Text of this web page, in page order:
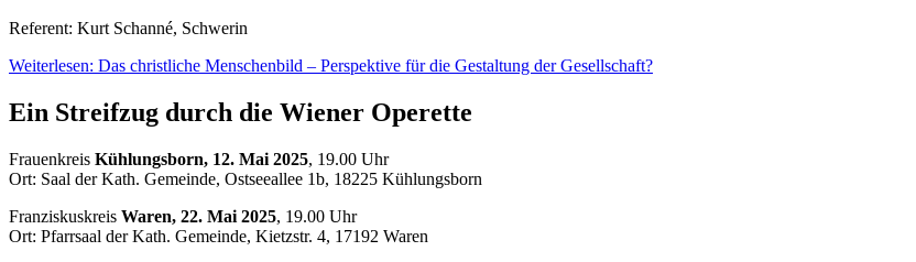
Referent: Kurt Schanné, Schwerin
Weiterlesen: Das christliche Menschenbild – Perspektive für die Gestaltung der Gesellschaft?
Ein Streifzug durch die Wiener Operette
Frauenkreis Kühlungsborn, 12. Mai 2025, 19.00 Uhr
Ort: Saal der Kath. Gemeinde, Ostseeallee 1b, 18225 Kühlungsborn
Franziskuskreis Waren, 22. Mai 2025, 19.00 Uhr
Ort: Pfarrsaal der Kath. Gemeinde, Kietzstr. 4, 17192 Waren